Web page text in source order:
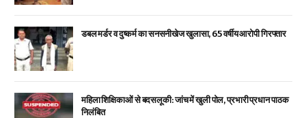
डबल मर्डर व दुष्कर्म का सनसनीखेज खुलासा, 65 वर्षीय आरोपी गिरफ्तार
महिला शिक्षिकाओं से बदसलूकी: जांच में खुली पोल, प्रभारी प्रधान पाठक
निलंबित